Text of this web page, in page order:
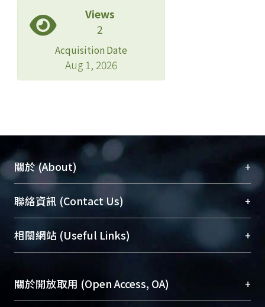
Views
2
Acquisition Date
Aug 1, 2026
關於 (About) +
臺大位居世界頂尖大學之列，為永久珍藏及向國際
展現本校豐碩的研究成果及學術能量，圖書館整合
機構典藏（NTUR）與學術庫（AH）不同功能平
台，成為臺大學術典藏NTU scholars。期能整合研
成果。
To permanently archive and promote researcher
聯絡資訊 (Contact Us) +
總館學科館員(Main Library)
醫學圖書館學科館員(Medical Library)
Sciences Library)
相關網站 (Useful Links) +
關於開放取用 (Open Access, OA) +